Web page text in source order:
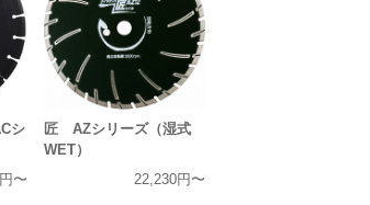
シ
〜
匠 AZシリーズ（湿式
WET）
22,230円〜